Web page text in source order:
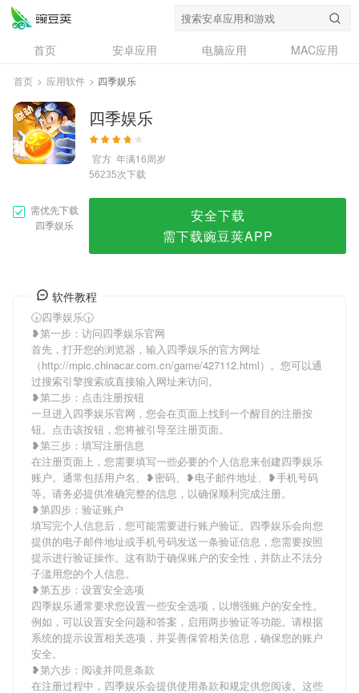
首页 安卓应用 电脑应用
MAC应用
资讯
专题
问答
首页 > 应用软件 > 四季娱乐
四季娱乐
官方 年满16周岁
56235次下载
需优先下载
四季娱乐
安全下载
需下载豌豆荚APP
软件教程
🕟四季娱乐🕟
❥第一步：访问四季娱乐官网
首先，打开您的浏览器，输入四季娱乐的官方网址
（http://mpic.chinacar.com.cn/game/427112.html）。您可以通
过搜索引擎搜索或直接输入网址来访问。
❥第二步：点击注册按钮
一旦进入四季娱乐官网，您会在页面上找到一个醒目的注册按
钮。点击该按钮，您将被引导至注册页面。
❥第三步：填写注册信息
在注册页面上，您需要填写一些必要的个人信息来创建四季娱乐
账户。通常包括用户名、❥密码、❥电子邮件地址、❥手机号码
等。请务必提供准确完整的信息，以确保顺利完成注册。
❥第四步：验证账户
填写完个人信息后，您可能需要进行账户验证。四季娱乐会向您
提供的电子邮件地址或手机号码发送一条验证信息，您需要按照
提示进行验证操作。这有助于确保账户的安全性，并防止不法分
子滥用您的个人信息。
❥第五步：设置安全选项
四季娱乐通常要求您设置一些安全选项，以增强账户的安全性。
例如，可以设置安全问题和答案，启用两步验证等功能。请根据
系统的提示设置相关选项，并妥善保管相关信息，确保您的账户
安全。
❥第六步：阅读并同意条款
在注册过程中，四季娱乐会提供使用条款和规定供您阅读。这些